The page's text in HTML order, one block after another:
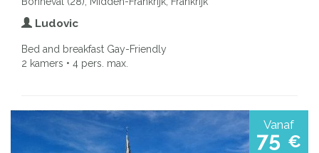
Ludovic
Bed and breakfast Gay-Friendly
2 kamers • 4 pers. max.
Vanaf
75 €